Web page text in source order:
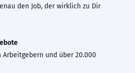
den Job, der wirklich zu Dir
Arbeitgebern und über 20.000